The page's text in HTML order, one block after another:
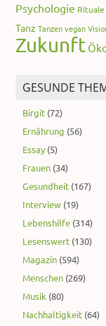
Psychologie Rituale
Tanz Tanzen vegan
Zukunft
GESUNDE
Birgit (72)
Ernährung (56)
Essay (5)
Frauen (34)
Gesundheit (167)
Interview (19)
Lebenshilfe (314)
Lesenswert (130)
Magazin (594)
Menschen (269)
Musik (80)
Nachhaltigkeit (64)